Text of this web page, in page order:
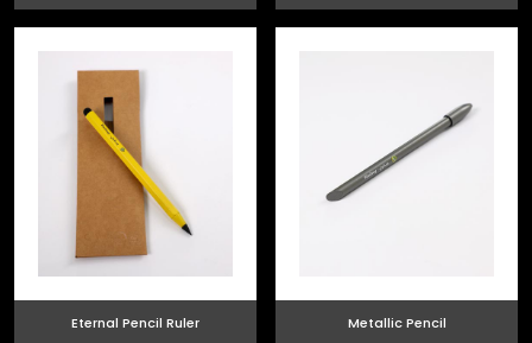
Metallic Pencil
Eternal Pencil Ruler